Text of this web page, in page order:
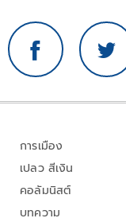
การเมือง
เปลว สีเงิน
คอลัมนิสต์
บทความ